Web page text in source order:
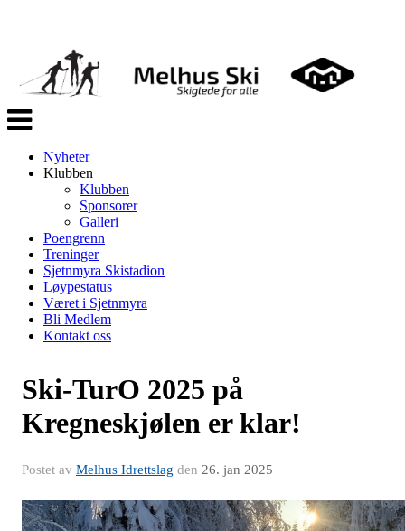
Veksle
navigasjon
Nyheter
Klubben
Klubben
Sponsorer
Galleri
Poengrenn
Treninger
Sjetnmyra Skistadion
Løypestatus
Været i Sjetnmyra
Bli Medlem
Kontakt oss
Ski-TurO 2025 på
Kregneskjølen er klar!
Postet av Melhus Idrettslag den 26. jan 2025